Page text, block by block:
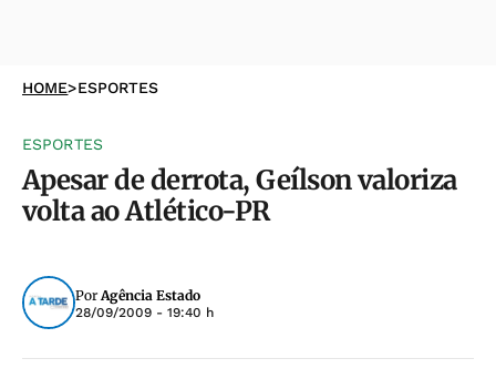
HOME>ESPORTES
ESPORTES
Apesar de derrota, Geílson valoriza
volta ao Atlético-PR
PorAgência Estado
28/09/2009 - 19:40 h